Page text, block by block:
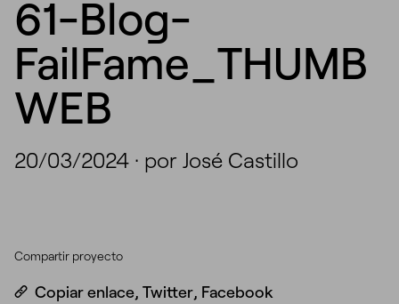
61-Blog-
FailFame_THUMB
WEB
20/03/2024 · por José Castillo
Compartir proyecto
Copiar enlace, Twitter, Facebook